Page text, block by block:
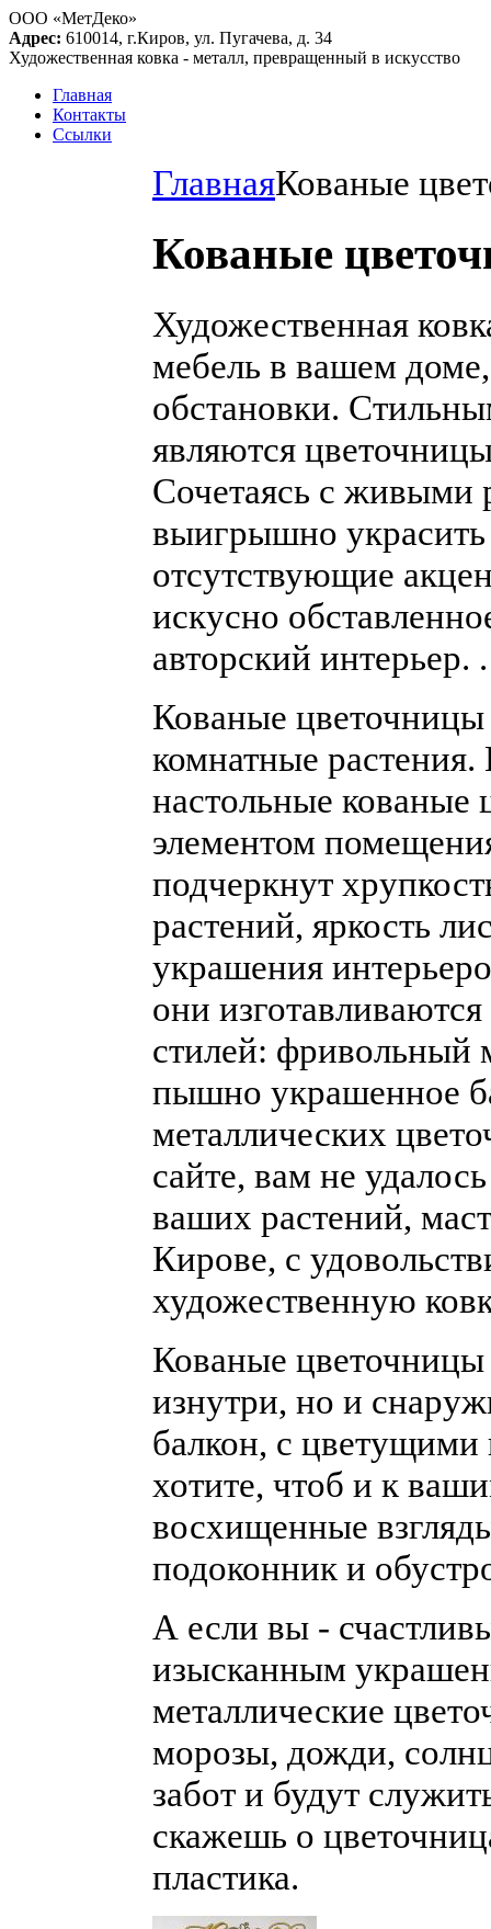
ООО «МетДеко»
Адрес: 610014, г.Киров, ул. Пугачева, д. 34
Художественная ковка - металл, превращенный в искусство
Главная
Контакты
Ссылки
ГлавнаяКованые
Кованые
Художественная
мебель в вашем
обстановки.
являются
Сочетаясь с живыми
выигрышно украсить
отсутствующие
искусно
авторский интерьер. .
Кованые цветочницы
комнатные
настольные кованые
элементом
подчеркнут
растений, яркость
украшения
они
стилей: фривольный
пышно украшенное
металлических
сайте, вам не
ваших растений,
Кирове, с
художественную
Кованые цветочницы
изнутри, но и
балкон, с
хотите, чтоб и к
восхищенные
подоконник и
А если вы -
изысканным
металлические
морозы, дожди,
забот и будут
скажешь о
пластика.